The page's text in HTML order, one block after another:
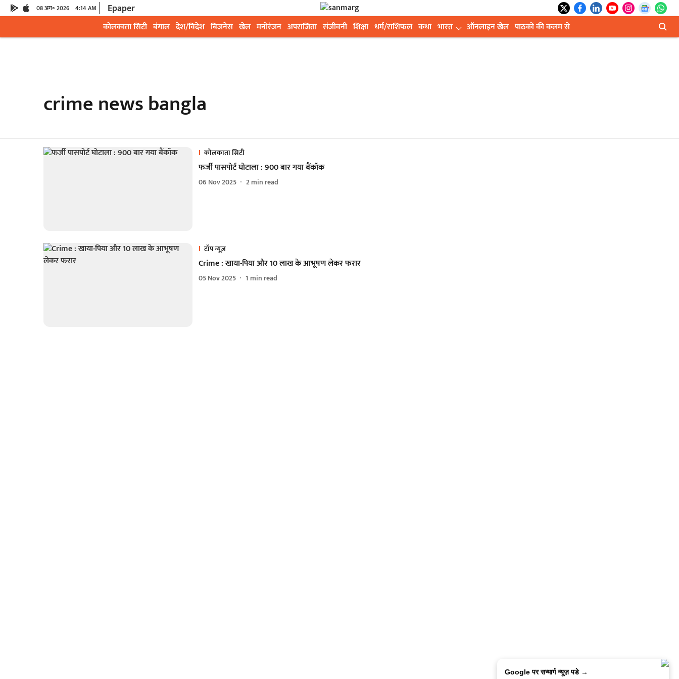
08 अग॰ 2026 4:14 AM Epaper
कोलकाता सिटी बंगाल देश/विदेश बिजनेस खेल मनोरंजन अपराजिता संजीवनी शिक्षा धर्म/राशिफल कथा भारत ऑनलाइन खेल पाठकों की कलम से
crime news bangla
कोलकाता सिटी
फर्जी पासपोर्ट घोटाला : 900 बार गया बैंकॉक
06 Nov 2025 2min read
टॉप न्यूज़
Crime : खाया-पिया और 10 लाख के आभूषण लेकर फरार
05 Nov 2025 1 min read
Google पर सन्मार्ग न्यूज़ पडे →